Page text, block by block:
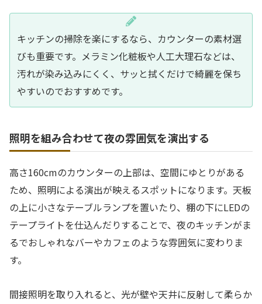
キッチンの掃除を楽にするなら、カウンターの素材選
びも重要です。メラミン化粧板や人工大理石などは、
汚れが染み込みにくく、サッと拭くだけで綺麗を保ち
やすいのでおすすめです。
照明を組み合わせて夜の雰囲気を演出する
高さ160cmのカウンターの上部は、空間にゆとりがある
ため、照明による演出が映えるスポットになります。天板
の上に小さなテーブルランプを置いたり、棚の下にLEDの
テープライトを仕込んだりすることで、夜のキッチンがま
るでおしゃれなバーやカフェのような雰囲気に変わりま
す。
間接照明を取り入れると、光が壁や天井に反射して柔らか